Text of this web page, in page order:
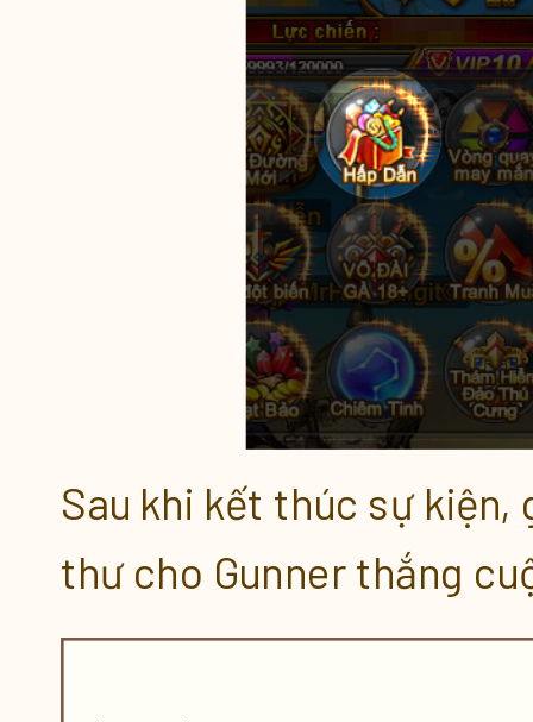
Sau khi kết thúc sự
thư cho Gunner thắng